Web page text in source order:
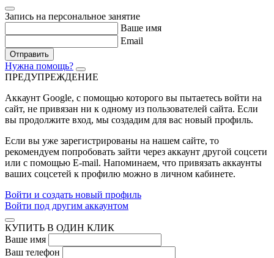
Запись на персональное занятие
Ваше имя
Email
Отправить
Нужна помощь?
ПРЕДУПРЕЖДЕНИЕ
Аккаунт Google, с помощью которого вы пытаетесь войти на
сайт, не привязан ни к одному из пользователей сайта. Если
вы продолжите вход, мы создадим для вас новый профиль.
Если вы уже зарегистрированы на нашем сайте, то
рекомендуем попробовать зайти через аккаунт другой соцсети
или с помощью E-mail. Напоминаем, что привязать аккаунты
ваших соцсетей к профилю можно в личном кабинете.
Войти и создать новый профиль
Войти под другим аккаунтом
КУПИТЬ В ОДИН КЛИК
Ваше имя
Ваш телефон